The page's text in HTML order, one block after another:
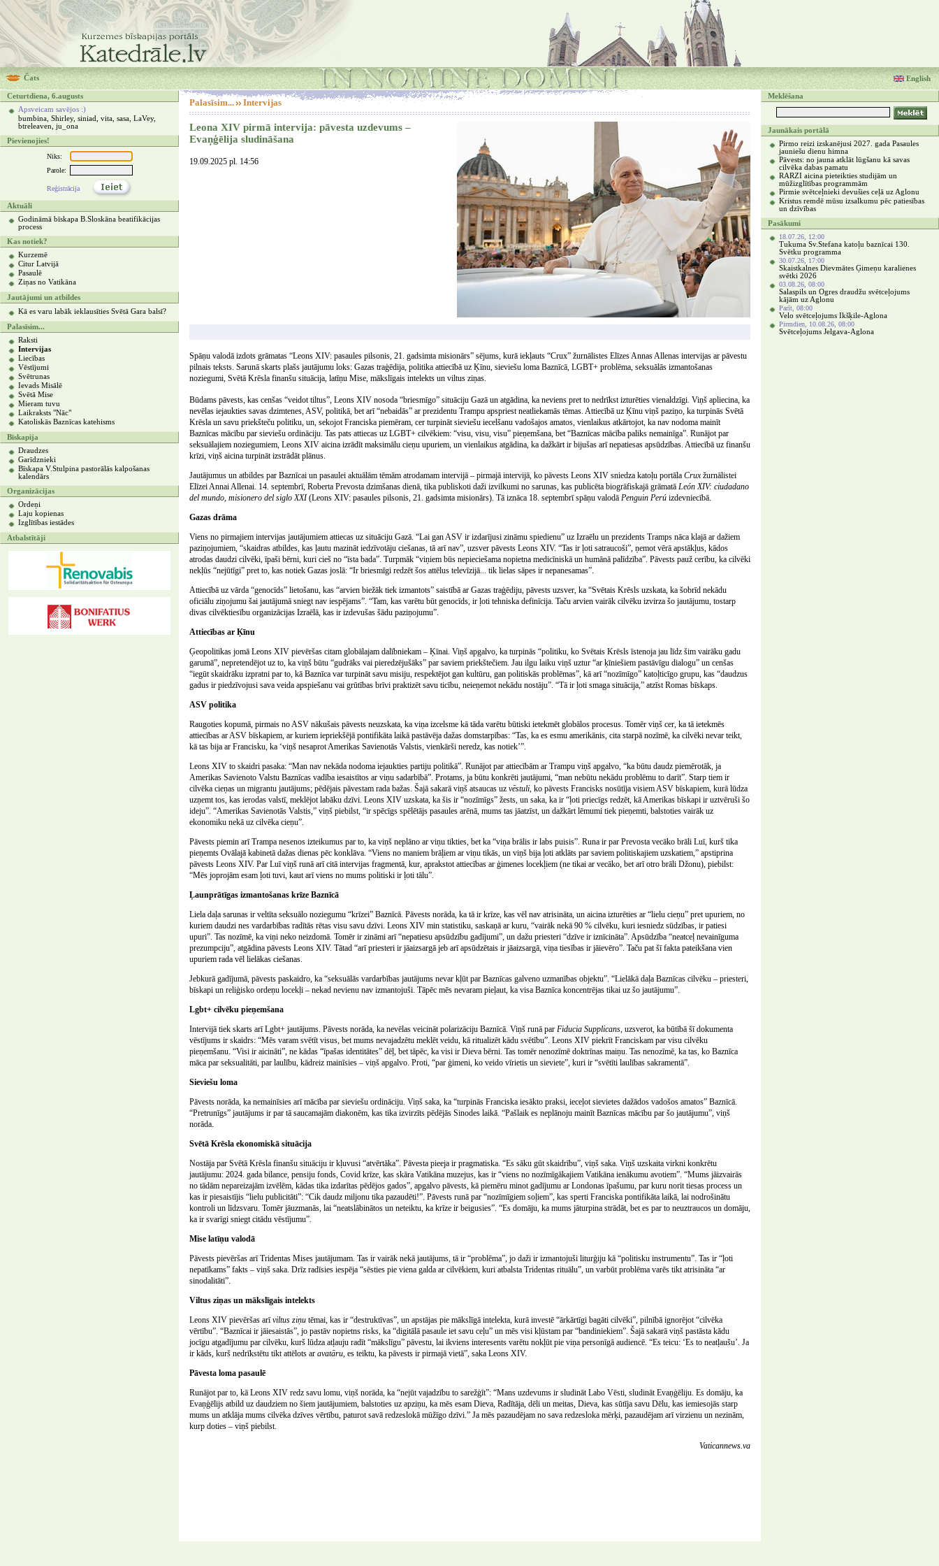
Čats English
Ceturtdiena, 6.augusts
Apsveicam savējos :)
bumbina, Shirley, siniad, vita, sasa, LaVey,
btreleaven, ju_ona
Pievienojies!
Niks:
Parole:
Reģistrācija
Aktuāli
Godināmā bīskapa B.Sloskāna beatifikācijas
process
Kas notiek?
Kurzemē
Citur Latvijā
Pasaulē
Ziņas no Vatikāna
Jautājumi un atbildes
Kā es varu labāk ieklausīties Svētā Gara balsī?
Palasīsim...
Raksti
Intervijas
Liecības
Vēstījumi
Svētrunas
Ievads Misālē
Svētā Mise
Mieram tuvu
Laikraksts "Nāc"
Katoliskās Baznīcas katehisms
Bīskapija
Draudzes
Garīdznieki
Bīskapa V.Stulpina pastorālās kalpošanas
kalendārs
Organizācijas
Ordeņi
Laju kopienas
Izglītības iestādes
Atbalstītāji
Palasīsim... Intervijas
Leona XIV pirmā intervija: pāvesta uzdevums –
Evaņģēlija sludināšana
19.09.2025 pl. 14:56
Spāņu valodā izdots grāmatas “Leons XIV: pasaules pilsonis, 21. gadsimta misionārs” sējums, kurā iekļauts “Crux” žurnālistes Elīzes Annas Allenas intervijas ar pāvestu
pilnais teksts. Sarunā skarts plašs jautājumu loks: Gazas traģēdija, politika attiecībā uz Ķīnu, sieviešu loma Baznīcā, LGBT+ problēma, seksuālās izmantošanas
noziegumi, Svētā Krēsla finanšu situācija, latīņu Mise, mākslīgais intelekts un viltus ziņas.
Būdams pāvests, kas cenšas “veidot tiltus”, Leons XIV nosoda “briesmīgo” situāciju Gazā un atgādina, ka neviens pret to nedrīkst izturēties vienaldzīgi. Viņš apliecina, ka
nevēlas iejaukties savas dzimtenes, ASV, politikā, bet arī “nebaidās” ar prezidentu Trampu apspriest neatliekamās tēmas. Attiecībā uz Ķīnu viņš paziņo, ka turpinās Svētā
Krēsla un savu priekšteču politiku, un, sekojot Franciska piemēram, cer turpināt sieviešu iecelšanu vadošajos amatos, vienlaikus atkārtojot, ka nav nodoma mainīt
Baznīcas mācību par sieviešu ordināciju. Tas pats attiecas uz LGBT+ cilvēkiem: “visu, visu, visu” pieņemšana, bet “Baznīcas mācība paliks nemainīga”. Runājot par
seksuālajiem noziegumiem, Leons XIV aicina izrādīt maksimālu cieņu upuriem, un vienlaikus atgādina, ka dažkārt ir bijušas arī nepatiesas apsūdzības. Attiecībā uz finanšu
krīzi, viņš aicina turpināt izstrādāt plānus.
Jautājumus un atbildes par Baznīcai un pasaulei aktuālām tēmām atrodamam intervijā – pirmajā intervijā, ko pāvests Leons XIV sniedza katoļu portāla Cruxžurnālistei
Elīzei Annai Allenai. 14. septembrī, Roberta Prevosta dzimšanas dienā, tika publiskoti daži izvilkumi no sarunas, kas publicēta biogrāfiskajā grāmatā León XIV: ciudadano
del mundo, misionero del siglo XXI(Leons XIV: pasaules pilsonis, 21. gadsimta misionārs). Tā iznāca 18. septembrī spāņu valodā Penguin Perú izdevniecībā.
Gazas drāma
Viens no pirmajiem intervijas jautājumiem attiecas uz situāciju Gazā. “Lai gan ASV ir izdarījusi zināmu spiedienu” uz Izraēlu un prezidents Tramps nāca klajā ar dažiem
paziņojumiem, “skaidras atbildes, kas ļautu mazināt iedzīvotāju ciešanas, tā arī nav”, uzsver pāvests Leons XIV. “Tas ir ļoti satraucoši”, ņemot vērā apstākļus, kādos
atrodas daudzi cilvēki, īpaši bērni, kuri cieš no “īsta bada”. Turpmāk “viņiem būs nepieciešama nopietna medicīniskā un humānā palīdzība”. Pāvests pauž cerību, ka cilvēki
nekļūs “nejūtīgi” pret to, kas notiek Gazas joslā: “Ir briesmīgi redzēt šos attēlus televīzijā... tik lielas sāpes ir nepanesamas”.
Attiecībā uz vārda “genocīds” lietošanu, kas “arvien biežāk tiek izmantots” saistībā ar Gazas traģēdiju, pāvests uzsver, ka “Svētais Krēsls uzskata, ka šobrīd nekādu
oficiālu ziņojumu šai jautājumā sniegt nav iespējams”. “Tam, kas varētu būt genocīds, ir ļoti tehniska definīcija. Taču arvien vairāk cilvēku izvirza šo jautājumu, tostarp
divas cilvēktiesību organizācijas Izraēlā, kas ir izdevušas šādu paziņojumu”.
Attiecības ar Ķīnu
Ģeopolitikas jomā Leons XIV pievēršas citam globālajam dalībniekam – Ķīnai. Viņš apgalvo, ka turpinās “politiku, ko Svētais Krēsls īstenoja jau līdz šim vairāku gadu
garumā”, nepretendējot uz to, ka viņš būtu “gudrāks vai pieredzējušāks” par saviem priekštečiem. Jau ilgu laiku viņš uztur “ar ķīniešiem pastāvīgu dialogu” un cenšas
“iegūt skaidrāku izpratni par to, kā Baznīca var turpināt savu misiju, respektējot gan kultūru, gan politiskās problēmas”, kā arī “nozīmīgo” katoļticīgo grupu, kas “daudzus
gadus ir piedzīvojusi sava veida apspiešanu vai grūtības brīvi praktizēt savu ticību, neieņemot nekādu nostāju”. “Tā ir ļoti smaga situācija,” atzīst Romas bīskaps.
ASV politika
Raugoties kopumā, pirmais no ASV nākušais pāvests neuzskata, ka viņa izcelsme kā tāda varētu būtiski ietekmēt globālos procesus. Tomēr viņš cer, ka tā ietekmēs
attiecības ar ASV bīskapiem, ar kuriem iepriekšējā pontifikāta laikā pastāvēja dažas domstarpības: “Tas, ka es esmu amerikānis, cita starpā nozīmē, ka cilvēki nevar teikt,
kā tas bija ar Francisku, ka ‘viņš nesaprot Amerikas Savienotās Valstis, vienkārši neredz, kas notiek’”.
Leons XIV to skaidri pasaka: “Man nav nekāda nodoma iejaukties partiju politikā”. Runājot par attiecībām ar Trampu viņš apgalvo, “ka būtu daudz piemērotāk, ja
Amerikas Savienoto Valstu Baznīcas vadība iesaistītos ar viņu sadarbībā”. Protams, ja būtu konkrēti jautājumi, “man nebūtu nekādu problēmu to darīt”. Starp tiem ir
cilvēka cieņas un migrantu jautājums; pēdējais pāvestam rada bažas. Šajā sakarā viņš atsaucas uz vēstuli, ko pāvests Francisks nosūtīja visiem ASV bīskapiem, kurā lūdza
uzņemt tos, kas ierodas valstī, meklējot labāku dzīvi. Leons XIV uzskata, ka šis ir “nozīmīgs” žests, un saka, ka ir “ļoti priecīgs redzēt, kā Amerikas bīskapi ir uztvēruši šo
ideju”. “Amerikas Savienotās Valstis,” viņš piebilst, “ir spēcīgs spēlētājs pasaules arēnā, mums tas jāatzīst, un dažkārt lēmumi tiek pieņemti, balstoties vairāk uz
ekonomiku nekā uz cilvēka cieņu”.
Pāvests piemin arī Trampa nesenos izteikumus par to, ka viņš neplāno ar viņu tikties, bet ka “viņa brālis ir labs puisis”. Runa ir par Prevosta vecāko brāli Luī, kurš tika
pieņemts Ovālajā kabinetā dažas dienas pēc konklāva. “Viens no maniem brāļiem ar viņu tikās, un viņš bija ļoti atklāts par saviem politiskajiem uzskatiem,” apstiprina
pāvests Leons XIV. Par Luī viņš runā arī citā intervijas fragmentā, kur, aprakstot attiecības ar ģimenes locekļiem (ne tikai ar vecāko, bet arī otro brāli Džonu), piebilst:
“Mēs joprojām esam ļoti tuvi, kaut arī viens no mums politiski ir ļoti tālu”.
Ļaunprātīgas izmantošanas krīze Baznīcā
Liela daļa sarunas ir veltīta seksuālo noziegumu “krīzei” Baznīcā. Pāvests norāda, ka tā ir krīze, kas vēl nav atrisināta, un aicina izturēties ar “lielu cieņu” pret upuriem, no
kuriem daudzi nes vardarbības radītās rētas visu savu dzīvi. Leons XIV min statistiku, saskaņā ar kuru, “vairāk nekā 90 % cilvēku, kuri iesniedz sūdzības, ir patiesi
upuri”. Tas nozīmē, ka viņi neko neizdomā. Tomēr ir zināmi arī “nepatiesu apsūdzību gadījumi”, un dažu priesteri “dzīve ir iznīcināta”. Apsūdzība “neatceļ nevainīguma
prezumpciju”, atgādina pāvests Leons XIV. Tātad “arī priesteri ir jāaizsargā jeb arī apsūdzētais ir jāaizsargā, viņa tiesības ir jāievēro”. Taču pat šī fakta pateikšana vien
upuriem rada vēl lielākas ciešanas.
Jebkurā gadījumā, pāvests paskaidro, ka “seksuālās vardarbības jautājums nevar kļūt par Baznīcas galveno uzmanības objektu”. “Lielākā daļa Baznīcas cilvēku – priesteri,
bīskapi un reliģisko ordeņu locekļi – nekad nevienu nav izmantojuši. Tāpēc mēs nevaram pieļaut, ka visa Baznīca koncentrējas tikai uz šo jautājumu”.
Lgbt+ cilvēku pieņemšana
Intervijā tiek skarts arī Lgbt+ jautājums. Pāvests norāda, ka nevēlas veicināt polarizāciju Baznīcā. Viņš runā par Fiducia Supplicans, uzsverot, ka būtībā šī dokumenta
vēstījums ir skaidrs: “Mēs varam svētīt visus, bet mums nevajadzētu meklēt veidu, kā ritualizēt kādu svētību”. Leons XIV piekrīt Franciskam par visu cilvēku
pieņemšanu. “Visi ir aicināti”, ne kādas “īpašas identitātes” dēļ, bet tāpēc, ka visi ir Dieva bērni. Tas tomēr nenozīmē doktrīnas maiņu. Tas nenozīmē, ka tas, ko Baznīca
māca par seksualitāti, par laulību, kādreiz mainīsies – viņš apgalvo. Proti, “par ģimeni, ko veido vīrietis un sieviete”, kuri ir “svētīti laulības sakramentā”.
Sieviešu loma
Pāvests norāda, ka nemainīsies arī mācība par sieviešu ordināciju. Viņš saka, ka “turpinās Franciska iesākto praksi, ieceļot sievietes dažādos vadošos amatos” Baznīcā.
“Pretrunīgs” jautājums ir par tā saucamajām diakonēm, kas tika izvirzīts pēdējās Sinodes laikā. “Pašlaik es neplānoju mainīt Baznīcas mācību par šo jautājumu”, viņš
norāda.
Svētā Krēsla ekonomiskā situācija
Nostāja par Svētā Krēsla finanšu situāciju ir kļuvusi “atvērtāka”. Pāvesta pieeja ir pragmatiska. “Es sāku gūt skaidrību”, viņš saka. Viņš uzskaita virkni konkrētu
jautājumu: 2024. gada bilance, pensiju fonds, Covid krīze, kas skāra Vatikāna muzejus, kas ir “viens no nozīmīgākajiem Vatikāna ienākumu avotiem”. “Mums jāizvairās
no tādām nepareizajām izvēlēm, kādas tika izdarītas pēdējos gados”, apgalvo pāvests, kā piemēru minot gadījumu ar Londonas īpašumu, par kuru norit tiesas process un
kas ir piesaistījis “lielu publicitāti”: “Cik daudz miljonu tika pazaudēti!”. Pāvests runā par “nozīmīgiem soļiem”, kas sperti Franciska pontifikāta laikā, lai nodrošinātu
kontroli un līdzsvaru. Tomēr jāuzmanās, lai “neatslābinātos un neteiktu, ka krīze ir beigusies”. “Es domāju, ka mums jāturpina strādāt, bet es par to neuztraucos un domāju,
ka ir svarīgi sniegt citādu vēstījumu”.
Mise latīņu valodā
Pāvests pievēršas arī Tridentas Mises jautājumam. Tas ir vairāk nekā jautājums, tā ir “problēma”, jo daži ir izmantojuši liturģiju kā “politisku instrumentu”. Tas ir “ļoti
nepatīkams” fakts – viņš saka. Drīz radīsies iespēja “sēsties pie viena galda ar cilvēkiem, kuri atbalsta Tridentas rituālu”, un varbūt problēma varēs tikt atrisināta “ar
sinodalitāti”.
Viltus ziņas un mākslīgais intelekts
Leons XIV pievēršas arīviltus ziņu tēmai, kas ir “destruktīvas”, un apstājas pie mākslīgā intelekta, kurā investē “ārkārtīgi bagāti cilvēki”, pilnībā ignorējot “cilvēka
vērtību”. “Baznīcai ir jāiesaistās”, jo pastāv nopietns risks, ka “digitālā pasaule iet savu ceļu” un mēs visi kļūstam par “bandiniekiem”. Šajā sakarā viņš pastāsta kādu
jocīgu atgadījumu par cilvēku, kurš lūdza atļauju radīt “mākslīgu” pāvestu, lai ikviens interesents varētu nokļūt pie viņa personīgā audiencē. “Es teicu: ‘Es to neatļaušu’. Ja
ir kāds, kurš nedrīkstētu tikt attēlots ar avatāru, es teiktu, ka pāvests ir pirmajā vietā”, saka Leons XIV.
Pāvesta loma pasaulē
Runājot par to, kā Leons XIV redz savu lomu, viņš norāda, ka “nejūt vajadzību to sarežģīt”: “Mans uzdevums ir sludināt Labo Vēsti, sludināt Evaņģēliju. Es domāju, ka
Evaņģēlijs atbild uz daudziem no šiem jautājumiem, balstoties uz apziņu, ka mēs esam Dieva, Radītāja, dēli un meitas, Dieva, kas sūtīja savu Dēlu, kas iemiesojās starp
mums un atklāja mums cilvēka dzīves vērtību, paturot savā redzeslokā mūžīgo dzīvi.” Ja mēs pazaudējam no sava redzesloka mērķi, pazaudējam arī virzienu un nezinām,
kurp doties – viņš piebilst.
Vaticannews.va
Meklēšana
Jaunākais portālā
Pirmo reizi izskanējusi 2027. gada Pasaules
jauniešu dienu himna
Pāvests: no jauna atklāt lūgšanu kā savas
cilvēka dabas pamatu
RARZI aicina pieteikties studijām un
mūžizglītības programmām
Pirmie svētceļnieki devušies ceļā uz Aglonu
Kristus remdē mūsu izsalkumu pēc patiesības
un dzīvības
Pasākumi
18.07.26, 12:00
Tukuma Sv.Stefana katoļu baznīcai 130.
Svētku programma
30.07.26, 17:00
Skaistkalnes Dievmātes Ģimeņu karalienes
svētki 2026
03.08.26, 08:00
Salaspils un Ogres draudžu svētceļojums
kājām uz Aglonu
Parīt, 08:00
Velo svētceļojums Ikšķile-Aglona
Pirmdien, 10.08.26, 08:00
Svētceļojums Jelgava-Aglona